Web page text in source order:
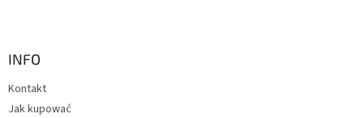
INFO
Kontakt
Jak kupować